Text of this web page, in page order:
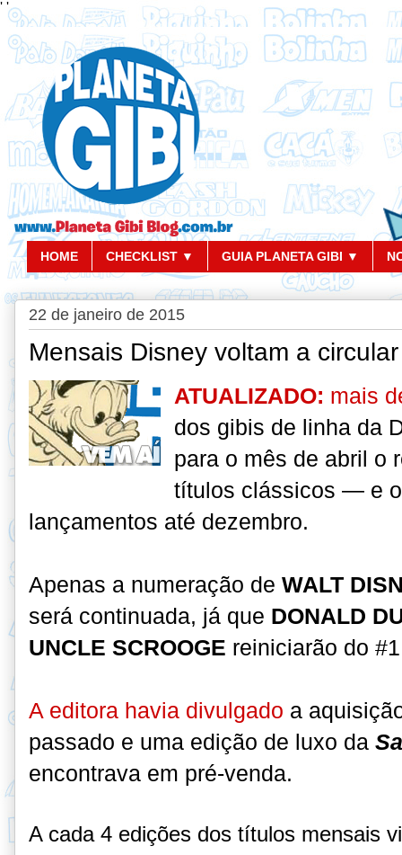
' '
HOME CHECKLIST ▼ GUIA PLANETA GIBI ▼
22 de janeiro de 2015
Mensais Disney voltam a
ATUALIZADO: mais
dos gibis de linha da
para o mês de abril o
títulos clássicos — e
lançamentos até dezembro.
Apenas a numeração de WALT
será continuada, já que DONALD
UNCLE SCROOGE reiniciarão do
A editora havia divulgado a
passado e uma edição de luxo da
encontrava em pré-venda.
A cada 4 edições dos títulos mensais